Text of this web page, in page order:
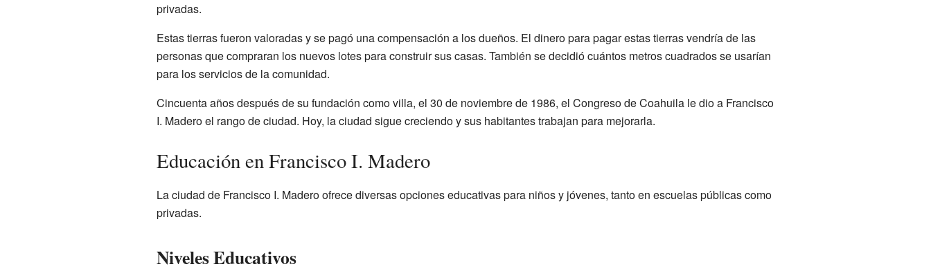
privadas.
Estas tierras fueron valoradas y se pagó una compensación a los dueños. El dinero para pagar estas tierras vendría de las
personas que compraran los nuevos lotes para construir sus casas. También se decidió cuántos metros cuadrados se usarían
para los servicios de la comunidad.
Cincuenta años después de su fundación como villa, el 30 de noviembre de 1986, el Congreso de Coahuila le dio a Francisco
I. Madero el rango de ciudad. Hoy, la ciudad sigue creciendo y sus habitantes trabajan para mejorarla.
Educación en Francisco I. Madero
La ciudad de Francisco I. Madero ofrece diversas opciones educativas para niños y jóvenes, tanto en escuelas públicas como
privadas.
Niveles Educativos